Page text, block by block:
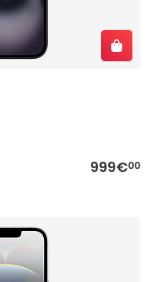
999€00